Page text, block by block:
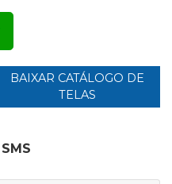
BAIXAR CATÁLOGO DE
TELAS
SMS